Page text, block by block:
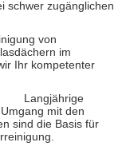
schwer zugänglichen
von
im
Ihr kompetenter
Langjährige
mit den
sind die Basis für